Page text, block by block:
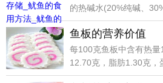
的热碱水(20%纯碱、
鱼板的营养价值
每100克鱼板中含有热
12.70克，脂肪1.30克，